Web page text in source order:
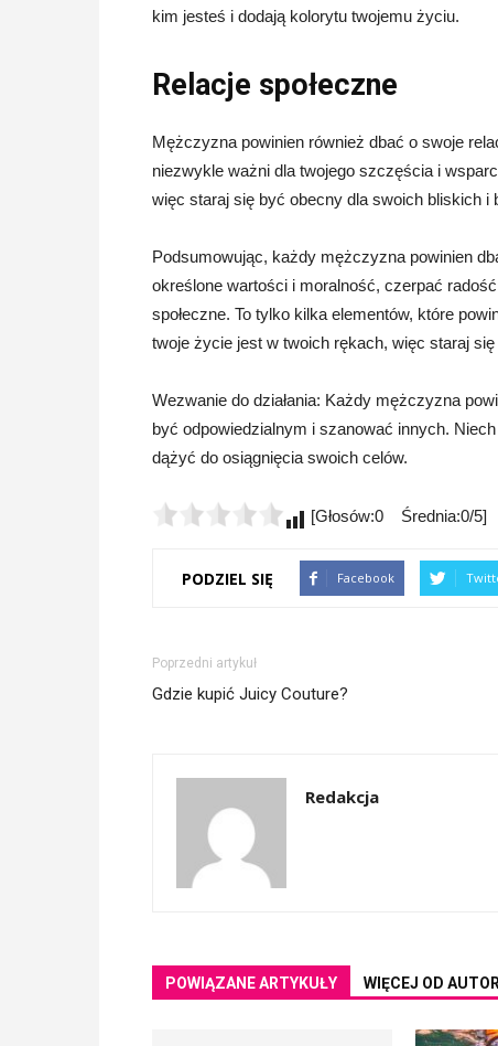
kim jesteś i dodają kolorytu twojemu życiu.
Relacje społeczne
Mężczyzna powinien również dbać o swoje
niezwykle ważni dla twojego szczęścia i
więc staraj się być obecny dla swoich bliskich i
Podsumowując, każdy mężczyzna powinien
określone wartości i moralność, czerpać
społeczne. To tylko kilka elementów, które
twoje życie jest w twoich rękach, więc staraj
Wezwanie do działania: Każdy mężczyzna
być odpowiedzialnym i szanować innych.
dążyć do osiągnięcia swoich celów.
[Głosów:0 Średnia:0/5]
PODZIEL SIĘ Facebook
Poprzedni artykuł
Gdzie kupić Juicy Couture?
Redakcja
POWIĄZANE ARTYKUŁY WIĘCEJ OD